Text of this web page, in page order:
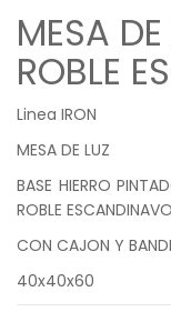
MESA
ROBLE
Linea IRON
MESA DE LUZ
BASE HIERRO
ROBLE ESCANDINAVO
CON CAJON Y
40x40x60